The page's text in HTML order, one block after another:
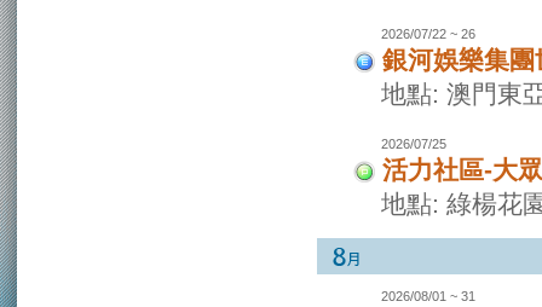
2026/07/22 ~ 26
銀河娛樂集
地點: 澳門東
2026/07/25
活力社區-大
地點: 綠楊花
2026/08/01 ~ 31